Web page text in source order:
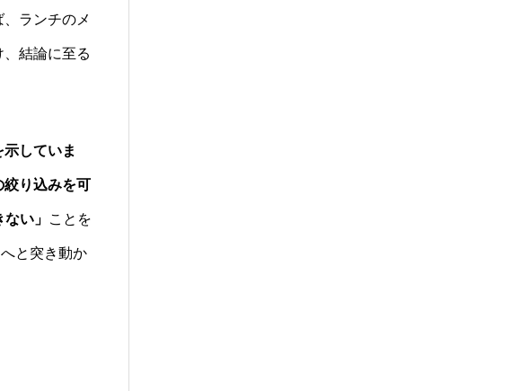
ランチのメ
結論に至る
していま
絞り込みを可
い」 ことを
と突き動か